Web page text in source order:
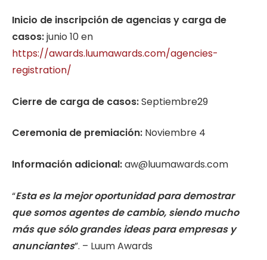
Inicio de inscripción de agencias y carga de
casos:junio 10 en
https://awards.luumawards.com/agencies-
registration/
Cierre de carga de casos:Septiembre29
Ceremonia de premiación: Noviembre 4
Información adicional:aw@luumawards.com
“Esta es la mejor oportunidad para demostrar
que somos agentes de cambio, siendo mucho
más que sólo grandes ideas para empresas y
anunciantes”. – Luum Awards